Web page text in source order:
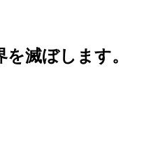
滅ぼします。